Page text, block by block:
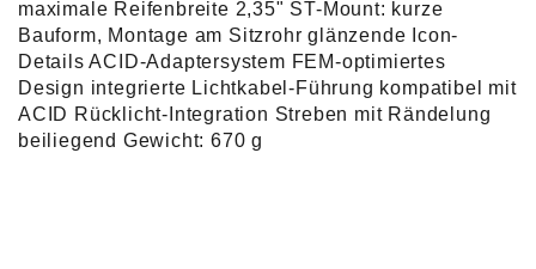
maximale Reifenbreite 2,35" ST-Mount: kurze
Bauform, Montage am Sitzrohr glänzende Icon-
Details ACID-Adaptersystem FEM-optimiertes
Design integrierte Lichtkabel-Führung kompatibel mit
ACID Rücklicht-Integration Streben mit Rändelung
beiliegend Gewicht: 670 g